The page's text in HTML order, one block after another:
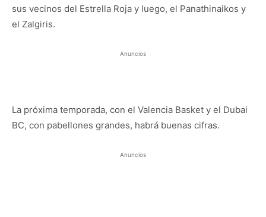
sus vecinos del Estrella Roja y luego, el Panathinaikos y
el Zalgiris.
Anuncios
La próxima temporada, con el Valencia Basket y el Dubai
BC, con pabellones grandes, habrá buenas cifras.
Anuncios